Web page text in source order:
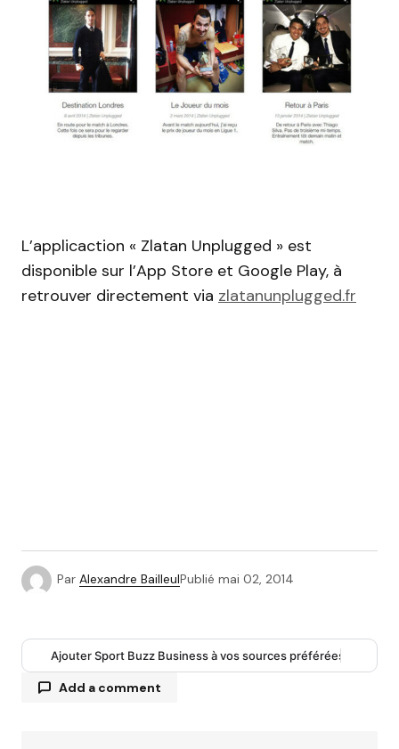
L’applicaction « Zlatan Unplugged » est
disponible sur l’App Store et Google Play, à
retrouver directement via zlatanunplugged.fr
Par Alexandre BailleulPublié mai 02, 2014
Ajouter Sport Buzz Business à vos sources préférées
Add a comment